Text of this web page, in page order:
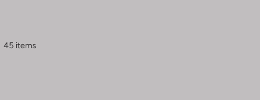
45 items